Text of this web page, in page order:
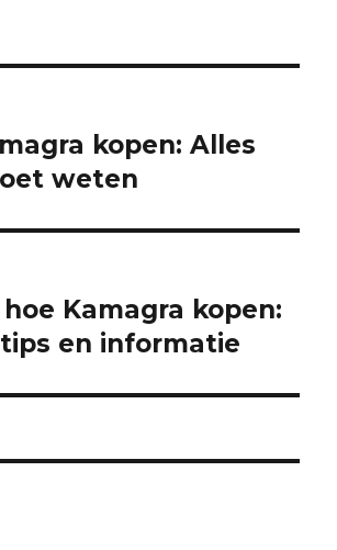
kopen: Alles
weten
Kamagra kopen:
en informatie